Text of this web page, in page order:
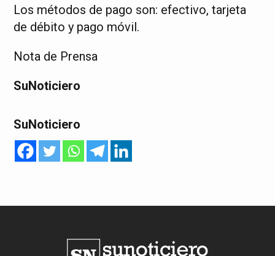
Los métodos de pago son: efectivo, tarjeta
de débito y pago móvil.
Nota de Prensa
SuNoticiero
SuNoticiero